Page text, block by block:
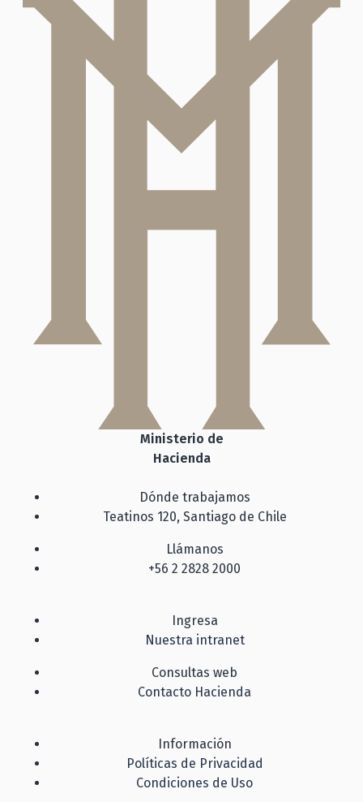
Ministerio de
Hacienda
Dónde trabajamos
Teatinos 120, Santiago de Chile
Llámanos
+56 2 2828 2000
Ingresa
Nuestra intranet
Consultas web
Contacto Hacienda
Información
Políticas de Privacidad
Condiciones de Uso